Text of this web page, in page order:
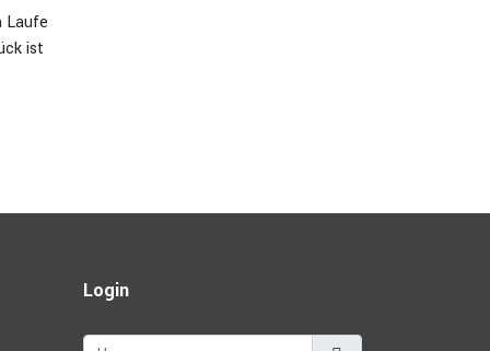
Laufe
ist
Login
Username